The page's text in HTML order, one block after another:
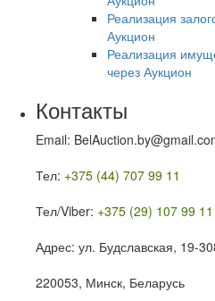
Реализация
Аукцион
Реализация
через Аукцион
Контакты
Email:
Тел: +375 (44) 707 99 11
Тел/Viber: +375 (29) 107 99 11
Адрес: ул. Будславская, 19-
220053, Минск, Беларусь